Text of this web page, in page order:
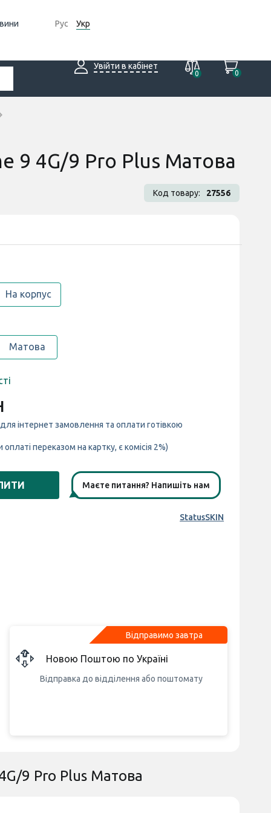
Рус Укр
Увійти в кабінет
0
0
9 4G/9 Pro Plus Матова
Код товару: 27556
На корпус
Матова
інтернет замовлення та оплати готівкою
оплаті переказом на картку, є комісія 2%)
Маєте питання? Напишіть нам
StatusSKIN
Відправимо завтра
Новою Поштою по Україні
Відправка до відділення або поштомату
9 Pro Plus Матова